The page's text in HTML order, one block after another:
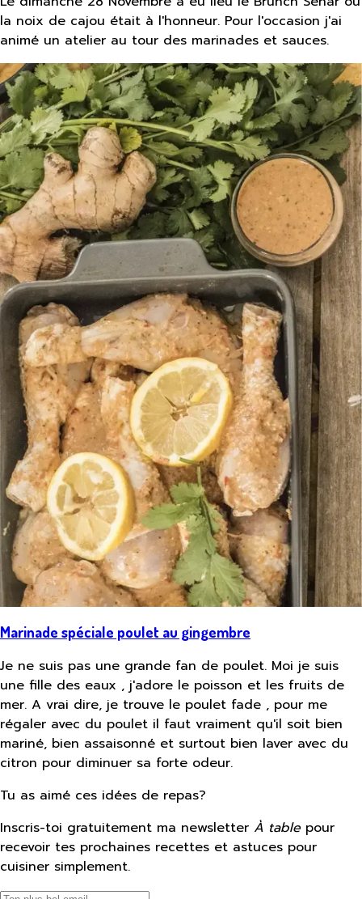
la noix de cajou était à l'honneur. Pour l'occasion j'ai
animé un atelier au tour des marinades et sauces.
Marinade spéciale poulet au gingembre
Je ne suis pas une grande fan de poulet. Moi je suis
une fille des eaux , j'adore le poisson et les fruits de
mer. A vrai dire, je trouve le poulet fade , pour me
régaler avec du poulet il faut vraiment qu'il soit bien
mariné, bien assaisonné et surtout bien laver avec du
citron pour diminuer sa forte odeur.
Tu as aimé ces idées de repas?
Inscris-toi gratuitement ma newsletter À tablepour
recevoir tes prochaines recettes et astuces pour
cuisiner simplement.